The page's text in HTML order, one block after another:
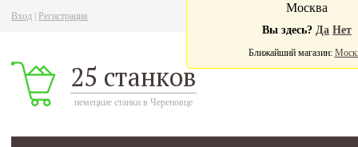
Вход Регистрация
25 станков
немецкие станки в Череповце
Москва
Вы здесь? Да Нет
Ближайший магазин: